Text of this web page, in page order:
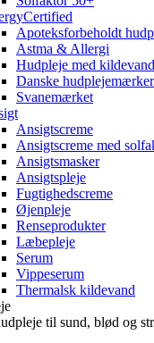
Apoteksforbeholdt
Astma & Allergi
Hudpleje med kildevand
Danske hudplejemærker
Svanemærket
Ansigtscreme
Ansigtscreme med
Ansigtsmasker
Ansigtspleje
Fugtighedscreme
Øjenpleje
Renseprodukter
Læbepleje
Serum
Vippeserum
Thermalsk kildevand
til sund, blød og